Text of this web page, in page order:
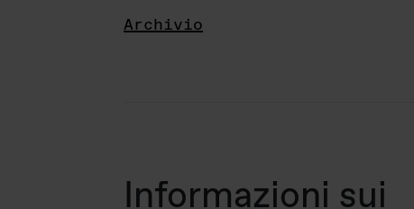
Archivio
Informazioni sui